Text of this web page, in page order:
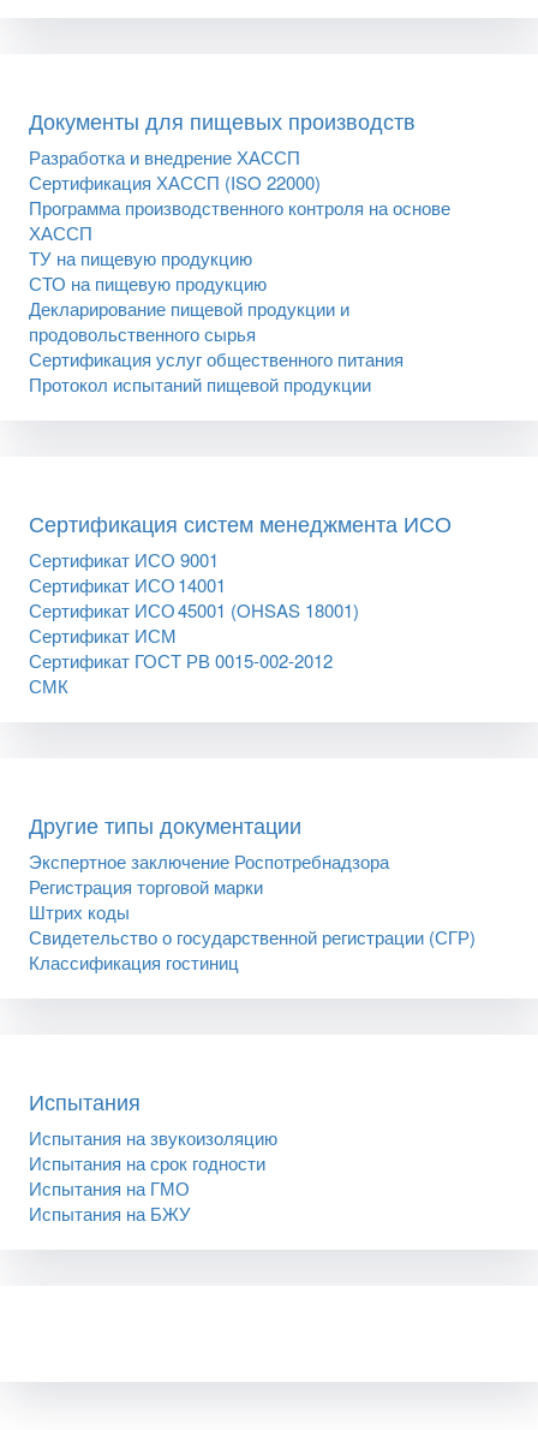
Документы для пищевых производств
Разработка и внедрение ХАССП
Сертификация ХАССП (ISO 22000)
Программа производственного контроля на основе
ХАССП
ТУ на пищевую продукцию
СТО на пищевую продукцию
Декларирование пищевой продукции и
продовольственного сырья
Сертификация услуг общественного питания
Протокол испытаний пищевой продукции
Сертификация систем менеджмента ИСО
Сертификат ИСО 9001
Сертификат ИСО 14001
Сертификат ИСО 45001 (OHSAS 18001)
Сертификат ИСМ
Сертификат ГОСТ РВ 0015-002-2012
СМК
Другие типы документации
Экспертное заключение Роспотребнадзора
Регистрация торговой марки
Штрих коды
Свидетельство о государственной регистрации (СГР)
Классификация гостиниц
Испытания
Испытания на звукоизоляцию
Испытания на срок годности
Испытания на ГМО
Испытания на БЖУ